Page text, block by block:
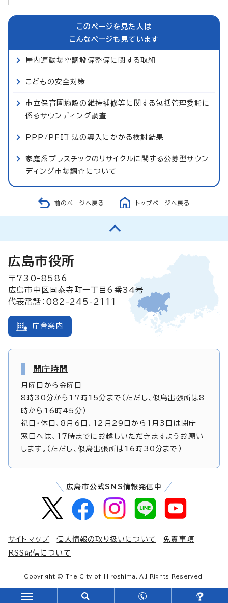
このページを見た人は
こんなページも見ています
屋内運動場空調設備整備に関する取組
こどもの安全対策
市立保育園施設の維持補修等に関する包括管理委託に
係るサウンディング調査
PPP/PFI手法の導入にかかる検討結果
家庭系プラスチックのリサイクルに関する公募型サウン
ディング市場調査について
前のページへ戻る トップページへ戻る
広島市役所
〒730-8586
広島市中区国泰寺町一丁目6番34号
代表電話：082-245-2111
庁舎案内
開庁時間
月曜日から金曜日
8時30分から17時15分まで（ただし、似島出張所は8
時から16時45分）
祝日・休日、8月6日、12月29日から1月3日は閉庁
窓口へは、17時までにお越しいただきますようお願い
します。（ただし、似島出張所は16時30分まで）
広島市公式SNS情報発信中
サイトマップ 個人情報の取り扱いについて
免責事項
RSS配信について
Copyright © The City of Hiroshima. All Rights Reserved.